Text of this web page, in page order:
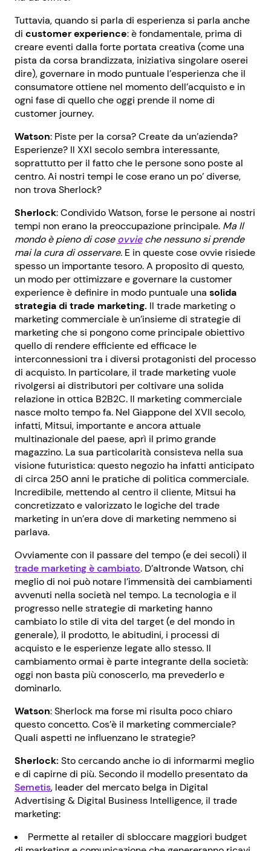
Tuttavia, quando si parla di esperienza si parla anche
di customer experience: è fondamentale, prima di
creare eventi dalla forte portata creativa (come una
pista da corsa brandizzata, iniziativa singolare oserei
dire), governare in modo puntuale l’esperienza che il
consumatore ottiene nel momento dell’acquisto e in
ogni fase di quello che oggi prende il nome di
customer journey.
Watson: Piste per la corsa? Create da un’azienda?
Esperienze? Il XXI secolo sembra interessante,
soprattutto per il fatto che le persone sono poste al
centro. Ai nostri tempi le cose erano un po’ diverse,
non trova Sherlock?
Sherlock: Condivido Watson, forse le persone ai nostri
tempi non erano la preoccupazione principale. Ma Il
mondo è pieno di coseovvieche nessuno si prende
mai la cura di osservare. E in queste cose ovvie risiede
spesso un importante tesoro. A proposito di questo,
un modo per ottimizzare e governare la customer
experience è definire in modo puntuale una solida
strategia di trade marketing. Il trade marketing o
marketing commerciale è un’insieme di strategie di
marketing che si pongono come principale obiettivo
quello di rendere efficiente ed efficace le
interconnessioni tra i diversi protagonisti del processo
di acquisto. In particolare, il trade marketing vuole
rivolgersi ai distributori per coltivare una solida
relazione in ottica B2B2C. Il marketing commerciale
nasce molto tempo fa. Nel Giappone del XVII secolo,
infatti, Mitsui, importante e ancora attuale
multinazionale del paese, aprì il primo grande
magazzino. La sua particolarità consisteva nella sua
visione futuristica: questo negozio ha infatti anticipato
di circa 250 anni le pratiche di politica commerciale.
Incredibile, mettendo al centro il cliente, Mitsui ha
concretizzato e valorizzato le logiche del trade
marketing in un’era dove di marketing nemmeno si
parlava.
Ovviamente con il passare del tempo (e dei secoli) il
trade marketing è cambiato. D’altronde Watson, chi
meglio di noi può notare l’immensità dei cambiamenti
avvenuti nella società nel tempo. La tecnologia e il
progresso nelle strategie di marketing hanno
cambiato lo stile di vita del target (e del mondo in
generale), il prodotto, le abitudini, i processi di
acquisto e le esperienze legate allo stesso. Il
cambiamento ormai è parte integrante della società:
oggi non basta più conoscerlo, ma prevederlo e
dominarlo.
Watson: Sherlock ma forse mi risulta poco chiaro
questo concetto. Cos’è il marketing commerciale?
Quali aspetti ne influenzano le strategie?
Sherlock: Sto cercando anche io di informarmi meglio
e di capirne di più. Secondo il modello presentato da
Semetis, leader del mercato belga in Digital
Advertising & Digital Business Intelligence, il trade
marketing:
Permette al retailer di sbloccare maggiori budget